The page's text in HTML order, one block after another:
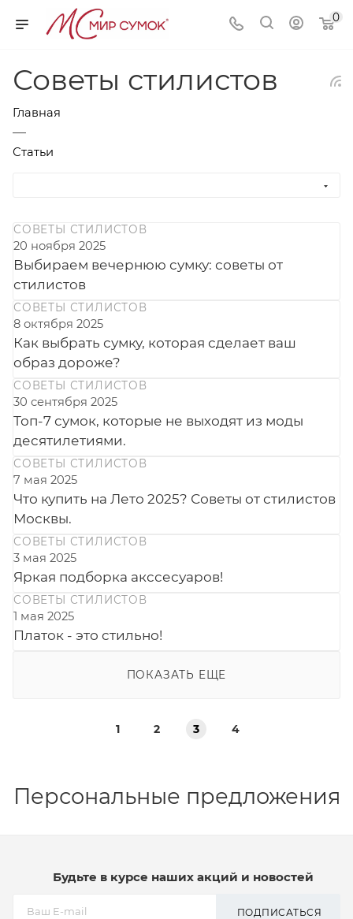
0
Советы стилистов
Главная
—
Статьи
СОВЕТЫ СТИЛИСТОВ
20 ноября 2025
Выбираем вечернюю сумку: советы от
стилистов
СОВЕТЫ СТИЛИСТОВ
8 октября 2025
Как выбрать сумку, которая сделает ваш
образ дороже?
СОВЕТЫ СТИЛИСТОВ
30 сентября 2025
Топ-7 сумок, которые не выходят из моды
десятилетиями.
СОВЕТЫ СТИЛИСТОВ
7 мая 2025
Что купить на Лето 2025? Советы от стилистов
Москвы.
СОВЕТЫ СТИЛИСТОВ
3 мая 2025
Яркая подборка акссесуаров!
СОВЕТЫ СТИЛИСТОВ
1 мая 2025
Платок - это стильно!
ПОКАЗАТЬ ЕЩЕ
1 2 3 4
Персональные предложения
Будьте в курсе наших акций и новостей
ПОДПИСАТЬСЯ